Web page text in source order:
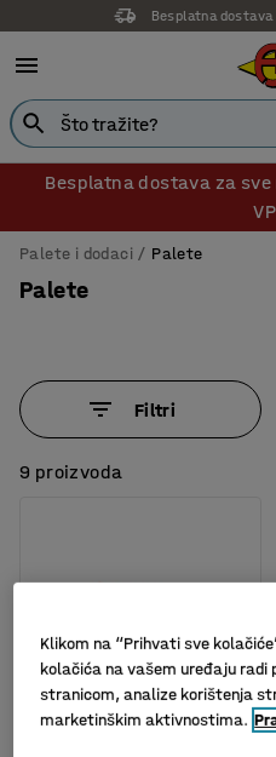
14 dana
Besplatna dostava za
Palete i dodaci Palete
Palete
Filtri
9 proizvoda
Klikom na “Prihvati sve
kolačića na vašem uređaju radi
stranicom, analize korištenja
marketinškim aktivnostima.